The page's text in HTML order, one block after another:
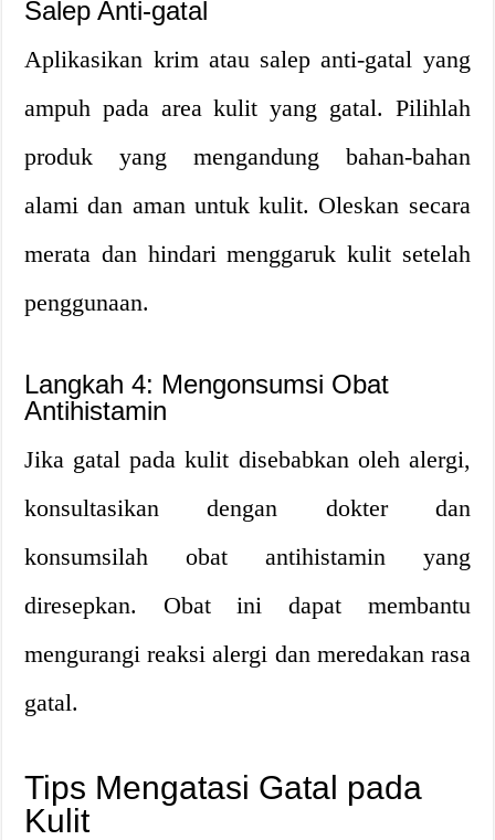
Salep Anti-gatal
Aplikasikan krim atau salep anti-gatal yang
ampuh pada area kulit yang gatal. Pilihlah
produk yang mengandung bahan-bahan
alami dan aman untuk kulit. Oleskan secara
merata dan hindari menggaruk kulit setelah
penggunaan.
Langkah 4: Mengonsumsi Obat
Antihistamin
Jika gatal pada kulit disebabkan oleh alergi,
konsultasikan dengan dokter dan
konsumsilah obat antihistamin yang
diresepkan. Obat ini dapat membantu
mengurangi reaksi alergi dan meredakan rasa
gatal.
Tips Mengatasi Gatal pada
Kulit